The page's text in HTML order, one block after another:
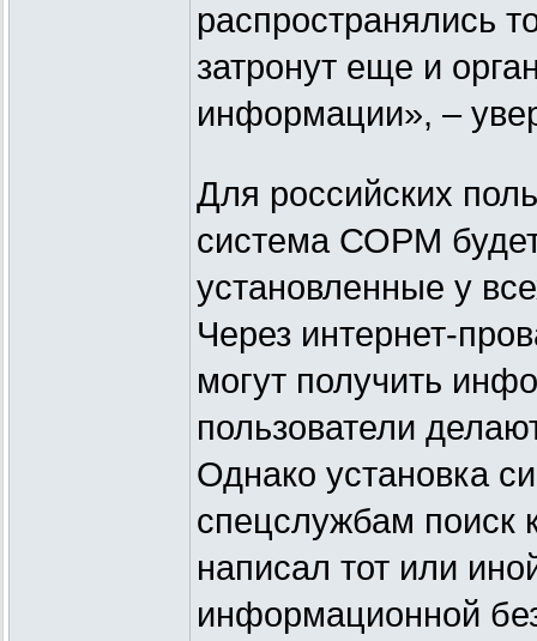
распространялись
затронут еще и
информации», –
Для российских
система СОРМ
установленные у
Через интернет-
могут получить
пользователи
Однако установка
спецслужбам поиск
написал тот или
информационной